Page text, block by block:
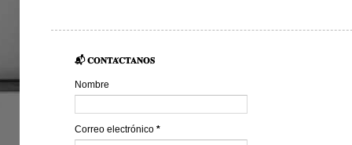
📬 𝐂𝐎𝐍𝐓𝐀́𝐂𝐓𝐀𝐍𝐎𝐒
Nombre
Correo electrónico *